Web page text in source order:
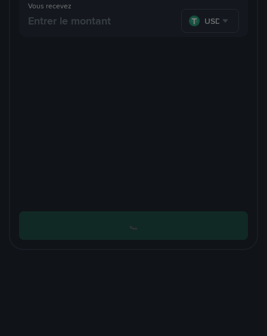
Vous recevez
USDT